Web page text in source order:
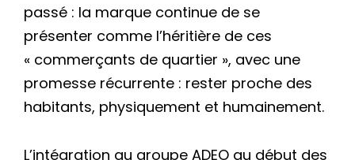
passé : la marque continue de se
présenter comme l’héritière de ces
« commerçants de quartier », avec une
promesse récurrente : rester proche des
habitants, physiquement et humainement.
L’intégration au groupe ADEO au début des